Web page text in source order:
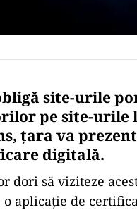
site-urile
pe site-urile
țara va
digitală.
dori să viziteze
aplicație de